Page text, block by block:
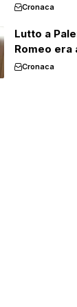
Cronaca
Lutto a
Romeo era
Cronaca